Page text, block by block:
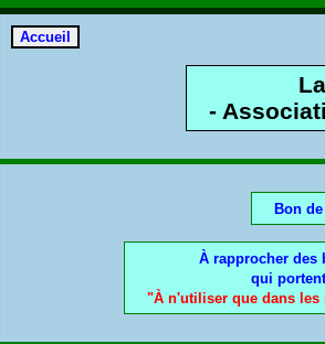
-
Bon
À rapprocher
qui
"À n'utiliser que dans les